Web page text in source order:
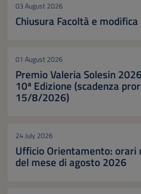
03 August 2026
Chiusura Facoltà e
01 August 2026
Premio Valeria Solesin
10ª Edizione (scadenza
15/8/2026)
24 July 2026
Ufficio Orientamento: orari
del mese di agosto 2026